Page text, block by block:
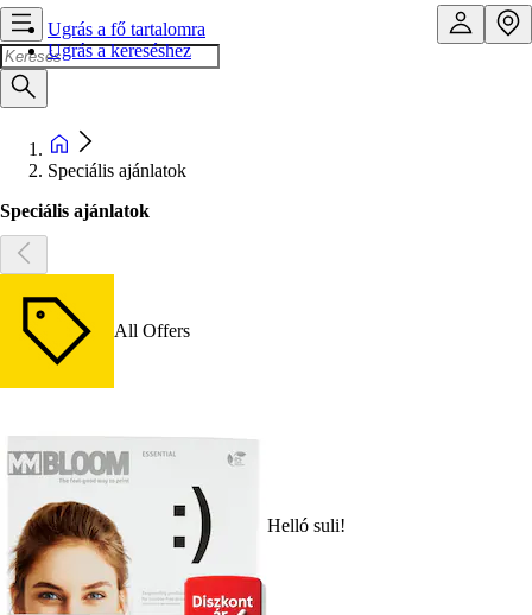
Ugrás a fő tartalomra
Ugrás a kereséshez
Speciális ajánlatok
Speciális ajánlatok
All Offers
Helló suli!